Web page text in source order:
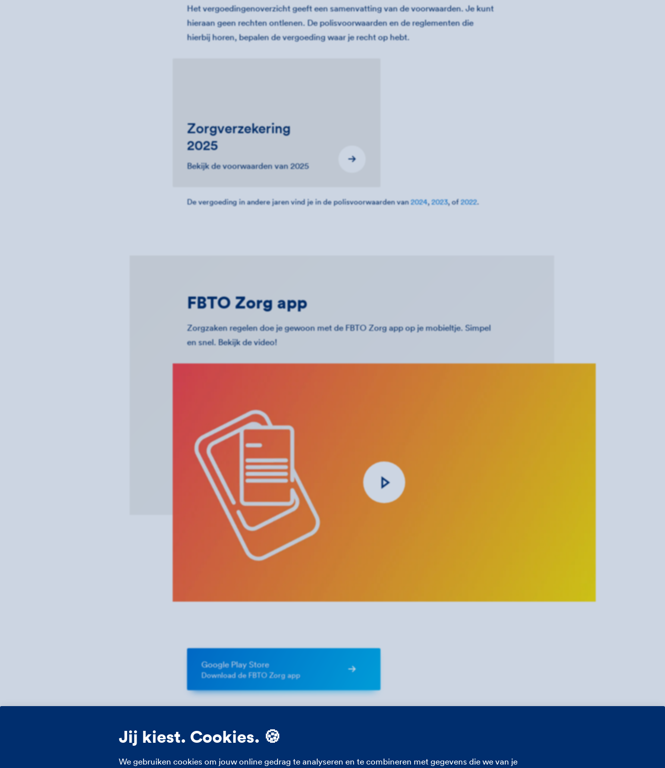
Het vergoedingenoverzicht geeft een samenvatting van de voorwaarden. Je kunt
hieraan geen rechten ontlenen. De polisvoorwaarden en de reglementen die
hierbij horen, bepalen de vergoeding waar je recht op hebt.
Zorgverzekering
2025
Bekijk de voorwaarden van 2025
De vergoeding in andere jaren vind je in de polisvoorwaarden van2024, 2023, of 2022.
FBTO Zorg app
Zorgzaken regelen doe je gewoon met de FBTO Zorg app op je mobieltje. Simpel
en snel. Bekijk de video!
Google Play Store
Download de FBTO Zorg app
Jij kiest. Cookies. 🍪
We gebruiken cookies om jouw online gedrag te analyseren en te combineren met gegevens die we van je